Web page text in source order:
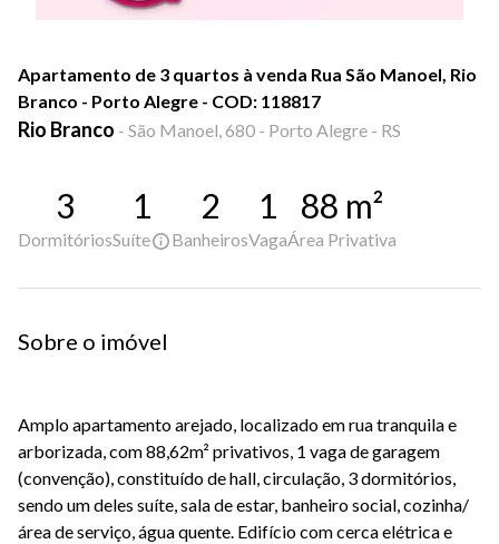
Apartamento de 3 quartos à venda Rua São Manoel, Rio
Branco - Porto Alegre - COD: 118817
Rio Branco - São Manoel, 680 - Porto Alegre - RS
3
Dormitórios
1
Suíte
2
Banheiros
1
Vaga
88 m²
Área Privativa
Sobre o imóvel
Amplo apartamento arejado, localizado em rua tranquila e
arborizada, com 88,62m² privativos, 1 vaga de garagem
(convenção), constituído de hall, circulação, 3 dormitórios,
sendo um deles suíte, sala de estar, banheiro social, cozinha/
área de serviço, água quente. Edifício com cerca elétrica e